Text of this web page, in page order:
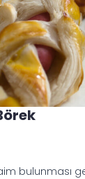
bulunması